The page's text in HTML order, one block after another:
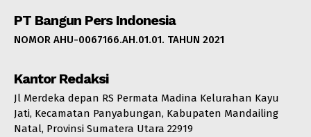
PT Bangun Pers Indonesia
NOMOR AHU-0067166.AH.01.01. TAHUN 2021
Kantor Redaksi
Jl Merdeka depan RS Permata Madina Kelurahan Kayu
Jati, Kecamatan Panyabungan, Kabupaten Mandailing
Natal, Provinsi Sumatera Utara 22919